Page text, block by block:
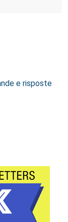
e risposte